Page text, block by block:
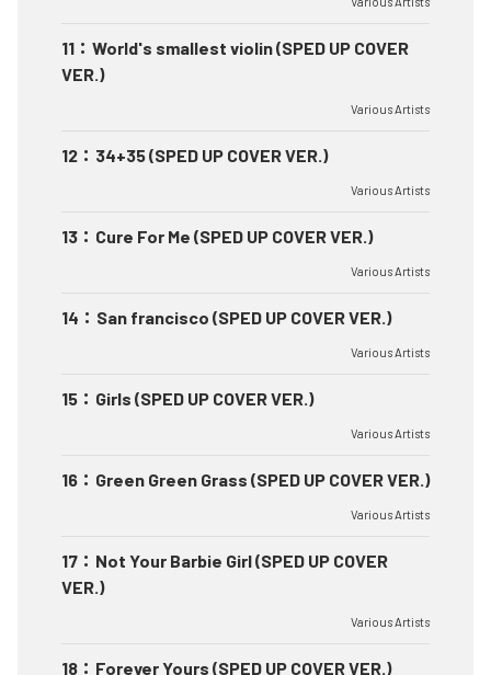
11 ： World's smallest violin (SPED UP COVER
VER.)
Various Artists
12 ： 34+35 (SPED UP COVER VER.)
Various Artists
13 ： Cure For Me (SPED UP COVER VER.)
Various Artists
14 ： San francisco (SPED UP COVER VER.)
Various Artists
15 ： Girls (SPED UP COVER VER.)
Various Artists
16 ： Green Green Grass (SPED UP COVER VER.)
Various Artists
17 ： Not Your Barbie Girl (SPED UP COVER
VER.)
Various Artists
18 ： Forever Yours (SPED UP COVER VER.)